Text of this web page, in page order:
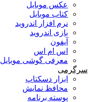
عکس موبایل
کتاب موبایل
نرم افزار اندروید
بازی اندروید
آیفون
اس ام اس
معرفی گوشی موبایل
سرگرمی
ابزار دسکتاپ
محافظ نمایش
پوسته برنامه